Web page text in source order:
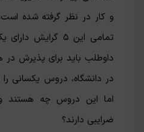
و کار در نظر گرفته شده
تمامی این ۵
داوطلب باید برای پذیرش در
در دانشگاه، دروس یکسانی را
اما این دروس چه هستند
ضرایبی دارند؟